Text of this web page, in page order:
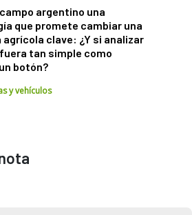
argentino una
que promete cambiar una
clave: ¿Y si analizar
tan simple como
botón?
y vehículos